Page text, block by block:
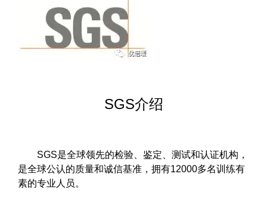
SGS介绍
SGS是全球领先的检验、鉴定、测试和认证机构，
是全球公认的质量和诚信基准，拥有12000多名训练有
素的专业人员。